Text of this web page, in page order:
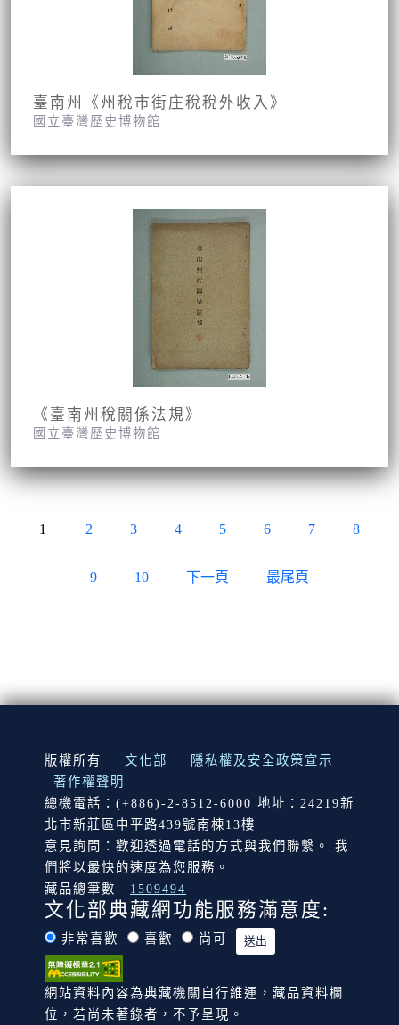
臺南州《州稅市街庄稅稅外收入》
國立臺灣歷史博物館
《臺南州稅關係法規》
國立臺灣歷史博物館
1 2 3 4 5 6 7 8
9 10 下一頁 最尾頁
:::
版權所有 文化部
隱私權及安全政策宣示
著作權聲明
總機電話：(+886)-2-8512-6000 地址：24219新
北市新莊區中平路439號南棟13樓
意見詢問：歡迎透過電話的方式與我們聯繫。 我
們將以最快的速度為您服務。
藏品總筆數
1509494
文化部典藏網功能服務滿意度:
非常喜歡 喜歡 尚可
網站資料內容為典藏機關自行維運，藏品資料欄
位，若尚未著錄者，不予呈現。